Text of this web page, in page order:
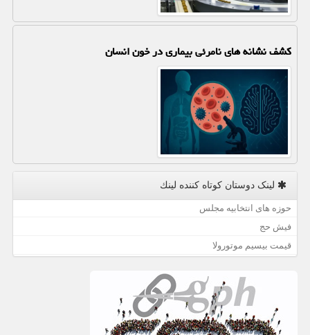
کشف نشانه های نامرئی بیماری در خون انسان
لینک دوستان كوتاه كننده لینك
حوزه های انتخابیه مجلس
فیش حج
قیمت بیسیم موتورولا